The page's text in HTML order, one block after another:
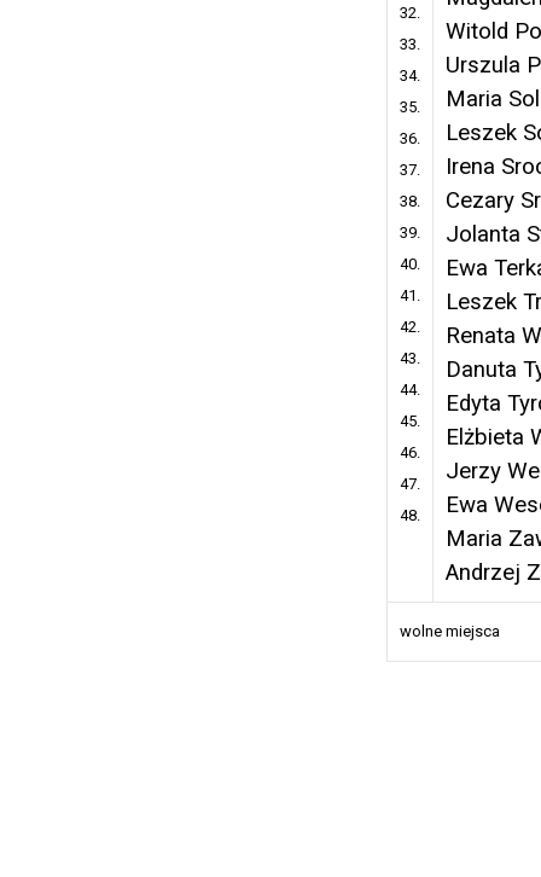
32.
33.
34.
35.
36.
37.
38.
39.
40.
41.
42.
43.
44.
45.
46.
47.
48.
Witold
Urszula
Maria
Leszek
Irena
Cezary
Jolanta
Ewa
Leszek
Renata
Danuta
Edyta
Elżbieta
Jerzy
Ewa
Maria
Andrzej
wolne miejsca